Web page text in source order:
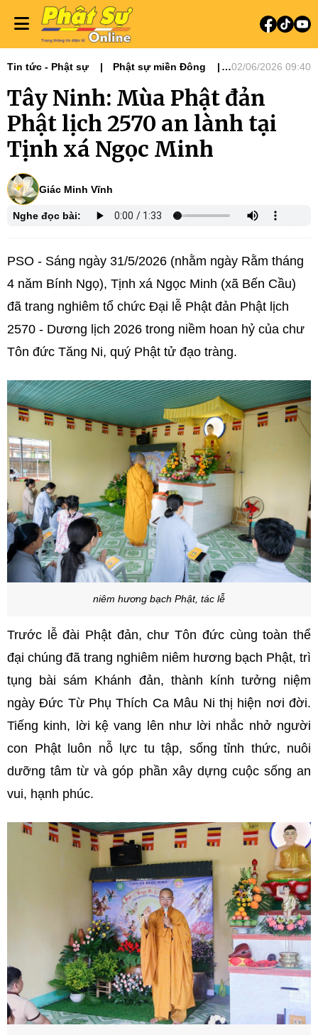
Tin tức - Phật sự
Phật sự miền Đông
02/06/2026 09:40
Tây Ninh: Mùa Phật đản
Phật lịch 2570 an lành tại
Tịnh xá Ngọc Minh
Giác Minh Vĩnh
Nghe đọc bài:
PSO - Sáng ngày 31/5/2026 (nhằm ngày Rằm tháng
4 năm Bính Ngọ), Tịnh xá Ngọc Minh (xã Bến Cầu)
đã trang nghiêm tổ chức Đại lễ Phật đản Phật lịch
2570 - Dương lịch 2026 trong niềm hoan hỷ của chư
Tôn đức Tăng Ni, quý Phật tử đạo tràng.
niêm hương bạch Phật, tác lễ
Trước lễ đài Phật đản, chư Tôn đức cùng toàn thể
đại chúng đã trang nghiêm niêm hương bạch Phật, trì
tụng bài sám Khánh đản, thành kính tưởng niệm
ngày Đức Từ Phụ Thích Ca Mâu Ni thị hiện nơi đời.
Tiếng kinh, lời kệ vang lên như lời nhắc nhở người
con Phật luôn nỗ lực tu tập, sống tỉnh thức, nuôi
dưỡng tâm từ và góp phần xây dựng cuộc sống an
vui, hạnh phúc.